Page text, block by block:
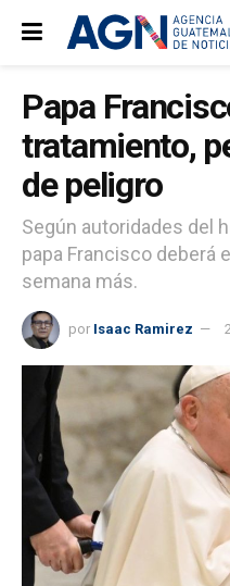
Papa
tratamiento,
de peligro
Según autoridades del
papa Francisco deberá
semana más.
por Isaac Ramirez